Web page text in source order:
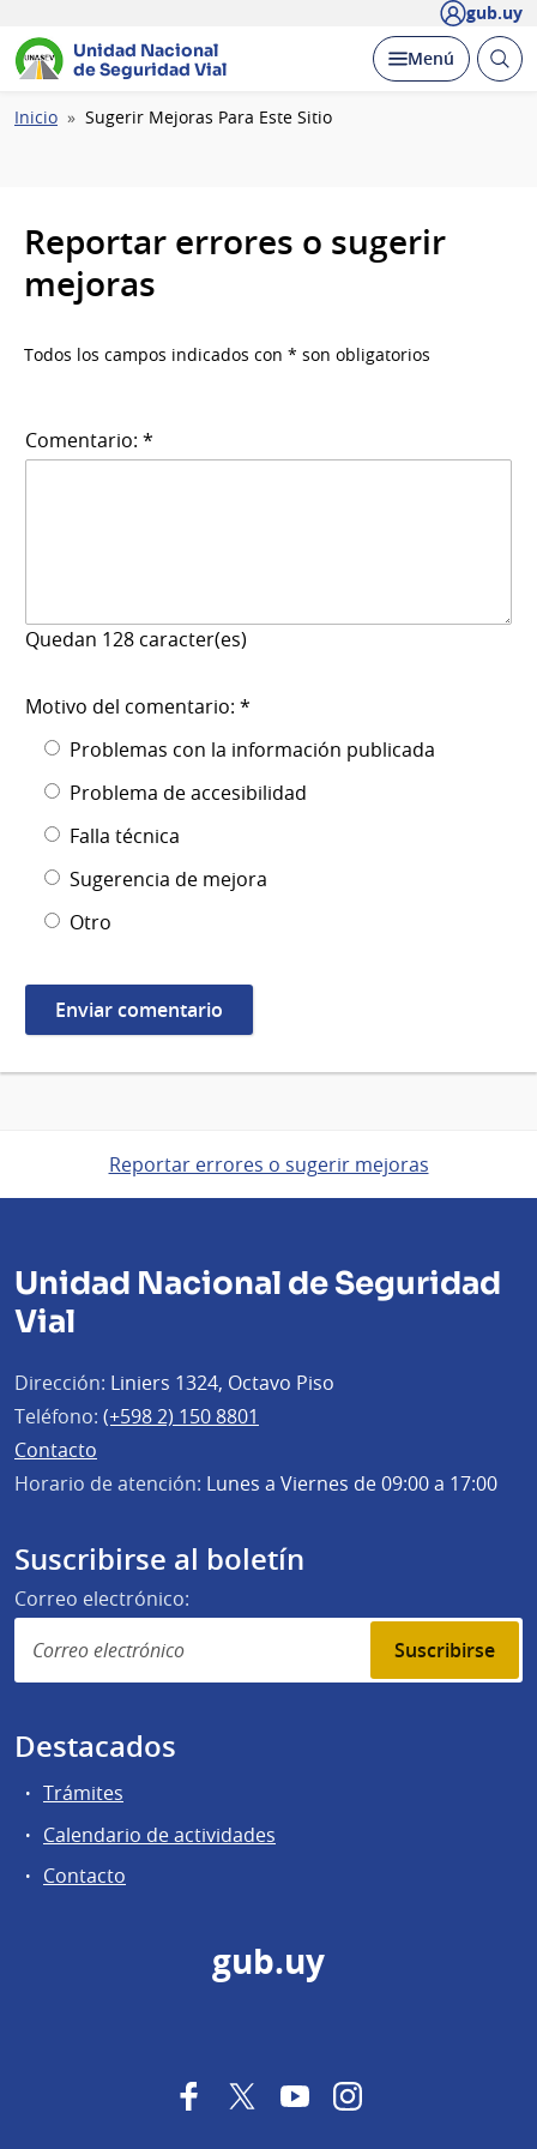
gub.uy
Unidad Nacional
de Seguridad Vial
Desplegar
Menú Abrir
Ruta
Inicio Sugerir Mejoras Para Este Sitio
Reportar errores o sugerir
mejoras
Todos los campos indicados con * son obligatorios
Comentario: *
Quedan 128 caracter(es)
Motivo del comentario: *
Problemas con la información publicada
Problema de accesibilidad
Falla técnica
Sugerencia de mejora
Otro
Reportar errores o sugerir mejoras
Unidad Nacional de Seguridad
Vial
Dirección: Liniers 1324, Octavo Piso
Teléfono: (+598 2) 150 8801
Contacto
Horario de atención: Lunes a Viernes de 09:00 a 17:00
Suscribirse al boletín
Correo electrónico:
Suscribirse
Destacados
Trámites
Calendario de actividades
Contacto
gub.uy
FacebookTwitterYouTubeInstagram